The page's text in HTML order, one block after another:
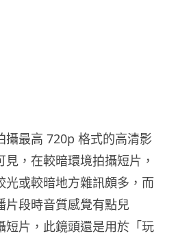
攝最高 720p 格式的高清影
，在較暗環境拍攝短片，
光或較暗地方雜訊頗多，而
片段時音質感覺有點兒
短片，此鏡頭還是用於「玩